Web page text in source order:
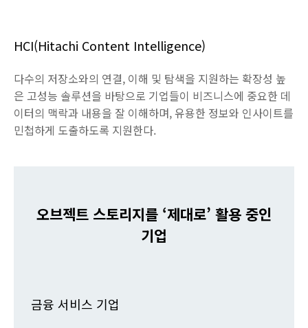
HCI(Hitachi Content Intelligence)
다수의 저장소와의 연결, 이해 및 탐색을 지원하는 확장성 높
은 고성능 솔루션을 바탕으로 기업들이 비즈니스에 중요한 데
이터의 맥락과 내용을 잘 이해하며, 유용한 정보와 인사이트를
민첩하게 도출하도록 지원한다.
오브젝트 스토리지를 ‘제대로’ 활용 중인
기업
금융 서비스 기업